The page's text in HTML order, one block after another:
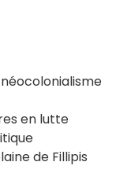
néocolonialisme
en lutte
de Fillipis